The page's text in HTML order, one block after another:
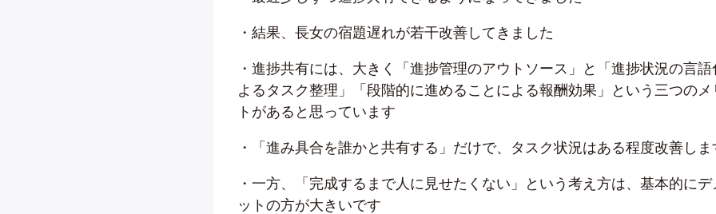
・結果、長女の宿題遅れが若干改善してきました
・進捗共有には、大きく「進捗管理のアウトソース」と「進捗状況の言語
よるタスク整理」「段階的に進めることによる報酬効果」という三つのメ
トがあると思っています
・「進み具合を誰かと共有する」だけで、タスク状況はある程度改善しま
・一方、「完成するまで人に見せたくない」という考え方は、基本的にデ
ットの方が大きいです